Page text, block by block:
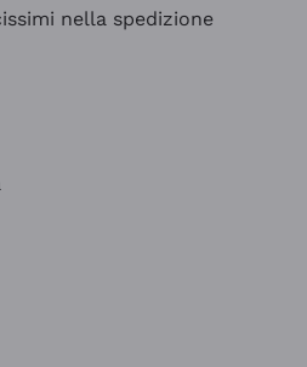
nella spedizione